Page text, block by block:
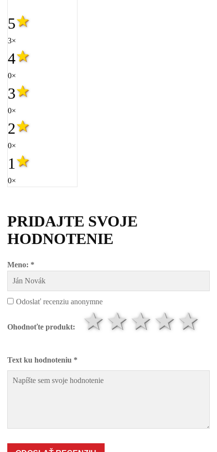
5
3×
4
0×
3
0×
2
0×
1
0×
PRIDAJTE SVOJE
HODNOTENIE
Meno: *
Odoslať recenziu anonymne
Ohodnoťte produkt: 4
3
2
1
Text ku hodnoteniu *